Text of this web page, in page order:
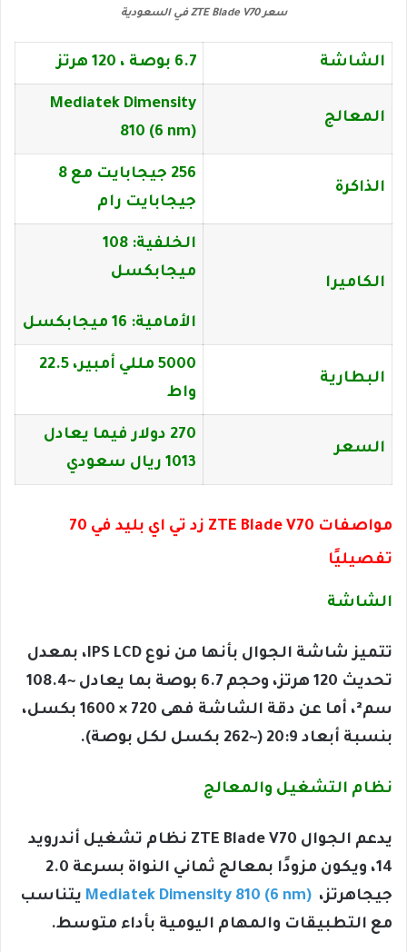
سعر ZTE Blade V70 في السعودية
الشاشة 6.7 بوصة ، 120 هرتز
المعالج
Mediatek Dimensity
810 (6 nm)
الذاكرة
256 جيجابايت مع 8
جيجابايت رام
الكاميرا
الخلفية: 108
ميجابكسل
الأمامية: 16 ميجابكسل
البطارية
5000 مللي أمبير، 22.5
واط
السعر
270 دولار فيما يعادل
1013 ريال سعودي
مواصفات ZTE Blade V70 زد تي اي بليد في 70
تفصيليًا
الشاشة
تتميز شاشة الجوال بأنها من نوع IPS LCD، بمعدل
تحديث 120 هرتز، وحجم 6.7 بوصة بما يعادل ~108.4
سم²، أما عن دقة الشاشة فهى 720 × 1600 بكسل،
بنسبة أبعاد 20:9 (~262 بكسل لكل بوصة).
نظام التشغيل والمعالج
يدعم الجوال ZTE Blade V70 نظام تشغيل أندرويد
14، ويكون مزودًا بمعالج ثماني النواة بسرعة 2.0
جيجاهرتز، Mediatek Dimensity 810 (6 nm) يتناسب
مع التطبيقات والمهام اليومية بأداء متوسط.